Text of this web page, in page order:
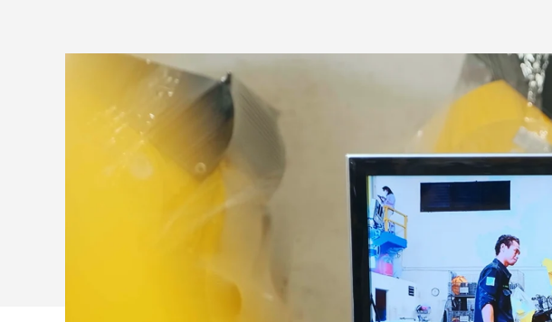
LA
INDUSTRIA
AGRÍCOLA
NACIONAL